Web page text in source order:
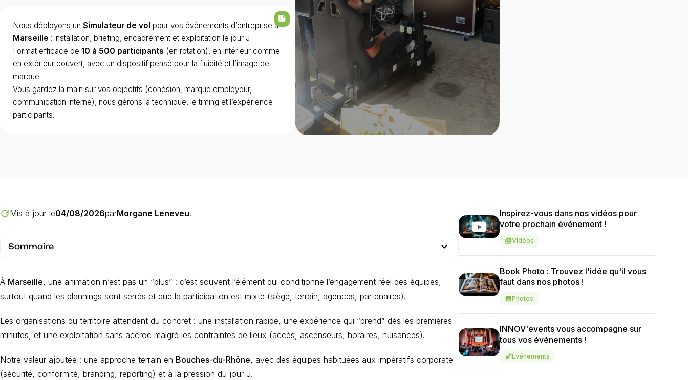
Nous déployons un Simulateur de vol pour vos événements d’entreprise à
Marseille : installation, briefing, encadrement et exploitation le jour J.
Format efficace de 10 à 500 participants (en rotation), en intérieur comme
en extérieur couvert, avec un dispositif pensé pour la fluidité et l’image de
marque.
Vous gardez la main sur vos objectifs (cohésion, marque employeur,
communication interne), nous gérons la technique, le timing et l’expérience
participants.
summarize
updateMis à jour le04/08/2026parMorgane Leneveu.
Sommaire expand_more
À Marseille, une animation n’est pas un “plus” : c’est souvent l’élément qui conditionne l’engagement réel des équipes,
surtout quand les plannings sont serrés et que la participation est mixte (siège, terrain, agences, partenaires).
Les organisations du territoire attendent du concret : une installation rapide, une expérience qui “prend” dès les premières
minutes, et une exploitation sans accroc malgré les contraintes de lieux (accès, ascenseurs, horaires, nuisances).
Notre valeur ajoutée : une approche terrain en Bouches-du-Rhône, avec des équipes habituées aux impératifs corporate
(sécurité, conformité, branding, reporting) et à la pression du jour J.
Inspirez-vous dans nos vidéos pour
votre prochain événement !
video_libraryVidéos
Book Photo : Trouvez l'idée qu'il vous
faut dans nos photos !
imagePhotos
INNOV'events vous accompagne sur
tous vos événements !
celebrationÉvénements